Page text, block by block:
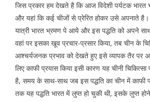
जिस प्रकार हम देखते है कि आज विदेशी पर्यटक
और यहां कि कई चीजों से प्रेरित होकर उसे अपनाते है।
यात्री भारत भ्रमण पे आये और इस पद्धति को अपने
वहां पर इसका खूव प्रचार-प्रसार किया, तब चीन के
आश्चर्यजनक प्रभाव को देखते हुए इसे व्यापक तैर पर
लिए काफी प्रयास किया इसी कारण यह चीनी चिकित्सा
है, समय के साथ-साथ जब इस पद्धति का चीन में काफी
तक यह पद्धति भारत में लुप्त हो चुकी थी, इसके लुप्त